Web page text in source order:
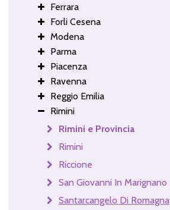
Ferrara
Forli Cesena
Modena
Parma
Piacenza
Ravenna
Reggio Emilia
Rimini
Rimini e Provincia
Rimini
Riccione
San Giovanni In Marignano
Santarcangelo Di Romagna